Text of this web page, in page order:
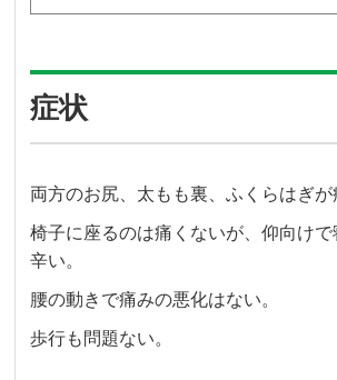
症状
両方のお尻、太もも裏、ふくらはぎが
椅子に座るのは痛くないが、仰向け
辛い。
腰の動きで痛みの悪化はない。
歩行も問題ない。